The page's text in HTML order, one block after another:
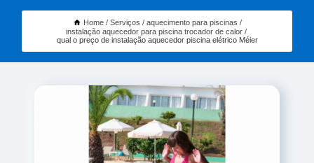
Home Serviços
aquecimento para piscinas
instalação aquecedor para piscina trocador de calor
qual o preço de instalação aquecedor piscina elétrico Méier